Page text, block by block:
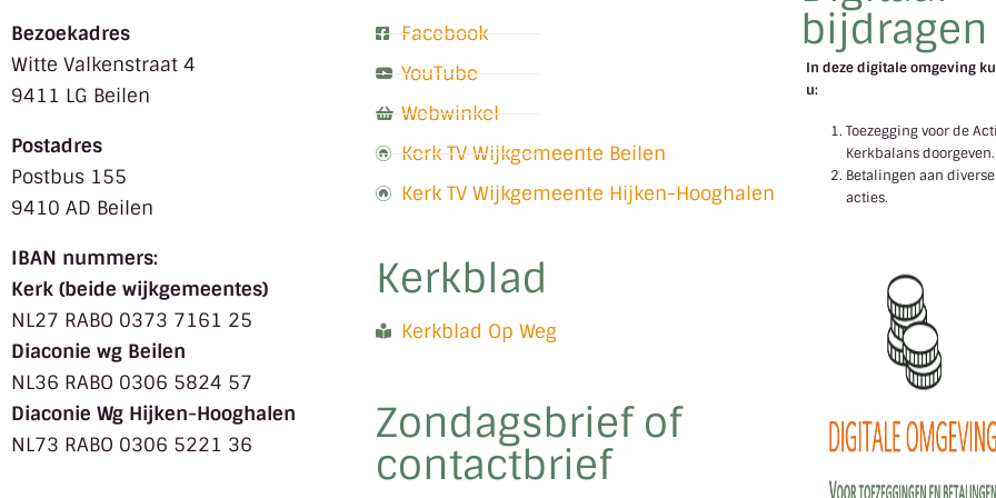
Bezoekadres
Witte Valkenstraat 4
9411 LG Beilen
Postadres
Postbus 155
9410 AD Beilen
IBAN nummers:
Kerk (beide wijkgemeentes)
NL27 RABO 0373 7161 25
Diaconie wg Beilen
NL36 RABO 0306 5824 57
Diaconie Wg Hijken-Hooghalen
NL73 RABO 0306 5221 36
bijdragen
In deze digitale omgeving
u:
Toezegging voor de
Kerkbalans doorgeven.
Betalingen aan diverse
acties.
Facebook
YouTube
Webwinkel
Kerk TV Wijkgemeente Beilen
Kerk TV Wijkgemeente Hijken-Hooghalen
Kerkblad
Kerkblad Op Weg
Zondagsbrief of
contactbrief